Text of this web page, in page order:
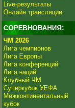
Live-результаты
Онлайн трансляции
СОРЕВНОВАНИЯ:
ЧМ 2026
Лига чемпионов
Лига Европы
Лига конференций
Лига наций
Клубный ЧМ
Суперкубок УЕФА
Межконтинентальный
кубок